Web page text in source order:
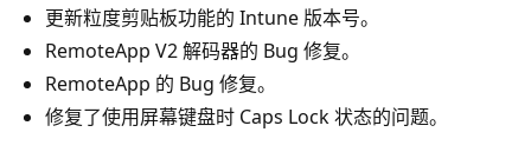
更新粒度剪贴板功能的 Intune 版本号。
RemoteApp V2 解码器的 Bug 修复。
RemoteApp 的 Bug 修复。
修复了使用屏幕键盘时 Caps Lock 状态的问题。